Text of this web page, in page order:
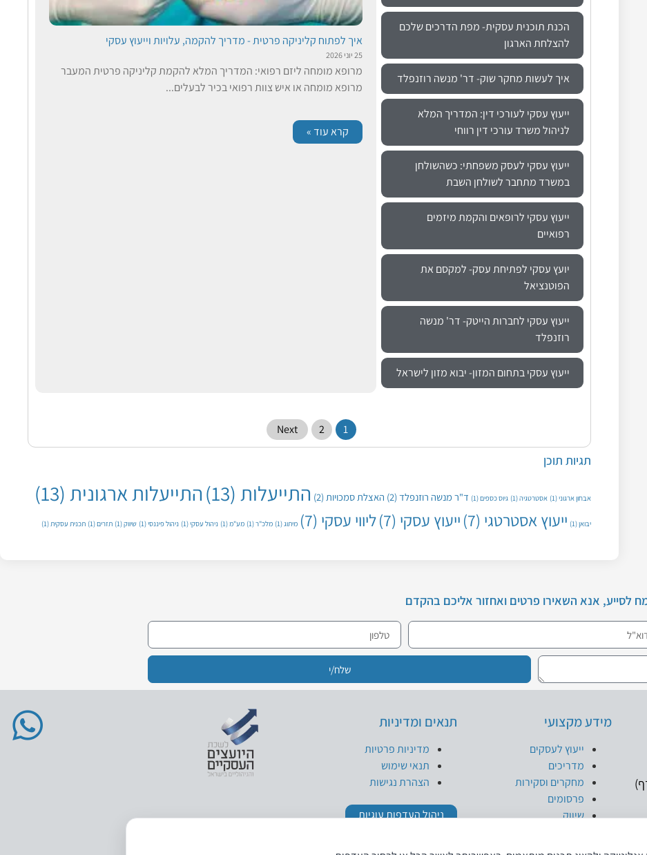
הכנת תוכנית עסקית- מפת הדרכים שלכם
להצלחת הארגון
איך לעשות מחקר שוק- דר' מנשה רוזנפלד
ייעוץ עסקי לעורכי דין: המדריך המלא
לניהול משרד עורכי דין רווחי
ייעוץ עסקי לעסק משפחתי: כשהשולחן
במשרד מתחבר לשולחן השבת
ייעוץ עסקי לרופאים והקמת מיזמים
רפואיים
יועץ עסקי לפתיחת עסק- למקסם את
הפוטנציאל
ייעוץ עסקי לחברות הייטק- דר' מנשה
רוזנפלד
ייעוץ עסקי בתחום המזון- יבוא מזון לישראל
איך לפתוח קליניקה פרטית - מדריך להקמה, עלויות וייעוץ עסקי
25 יוני 2026
מרופא מומחה ליזם רפואי: המדריך המלא להקמת קליניקה פרטית המעבר
מרופא מומחה או איש צוות רפואי בכיר לבעלים...
קרא עוד »
1
2
Next
תגיות תוכן
אבחון ארגוני(1) אסטרטגיה(1) גיוס כספים(1) ד"ר מנשה רוזנפלד(2) האצלת סמכויות(2) התייעלות(13) התייעלות ארגונית(13)
יבואן(1) ייעוץ אסטרטגי (7) ייעוץ עסקי (7) ליווי עסקי (7) מיתוג(1) מלכ"ר(1) מע"מ(1) ניהול עסקי(1) ניהול פיננסי(1) שיווק(1) תזרים(1) תכנית עסקית(1)
לסייע, אנא השאירו פרטים ואחזור אליכם בהקדם
שלח/י
מידע מקצועי
ייעוץ לעסקים
מדריכים
מחקרים וסקירות
פרסומים
שיווק
תנאים ומדיניות
מדיניות פרטיות
תנאי שימוש
הצהרת נגישות
ניהול העדפות עוגיות